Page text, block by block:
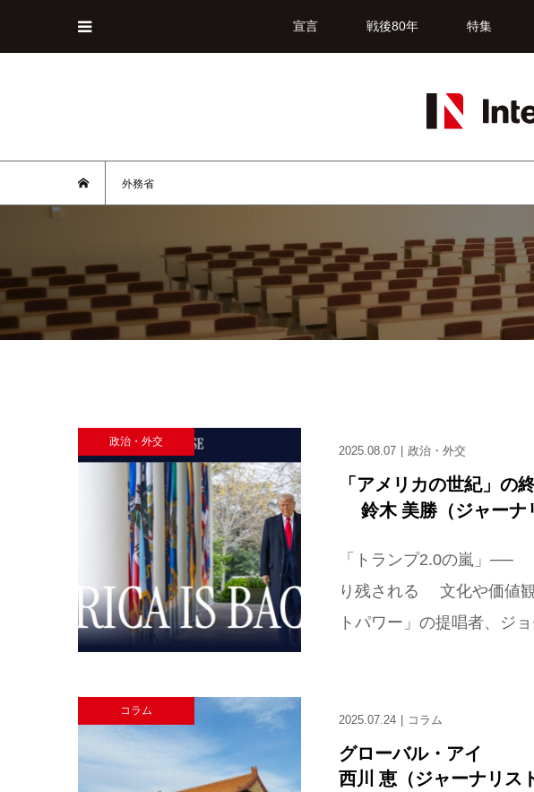
宣言 戦後80年 特集
外務省
政治・外交
2025.08.07 政治・外交
「アメリカの世紀」の
鈴木 美勝（ジャーナ
「トランプ2.0の嵐」──
り残される 文化や価値
トパワー」の提唱者、ジ
コラム
2025.07.24 コラム
グローバル・アイ
西川 恵（ジャーナリス